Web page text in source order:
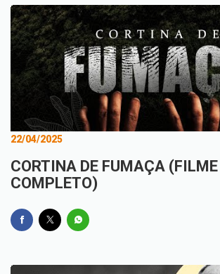
22/04/2025
CORTINA DE FUMAÇA (FILME
COMPLETO)